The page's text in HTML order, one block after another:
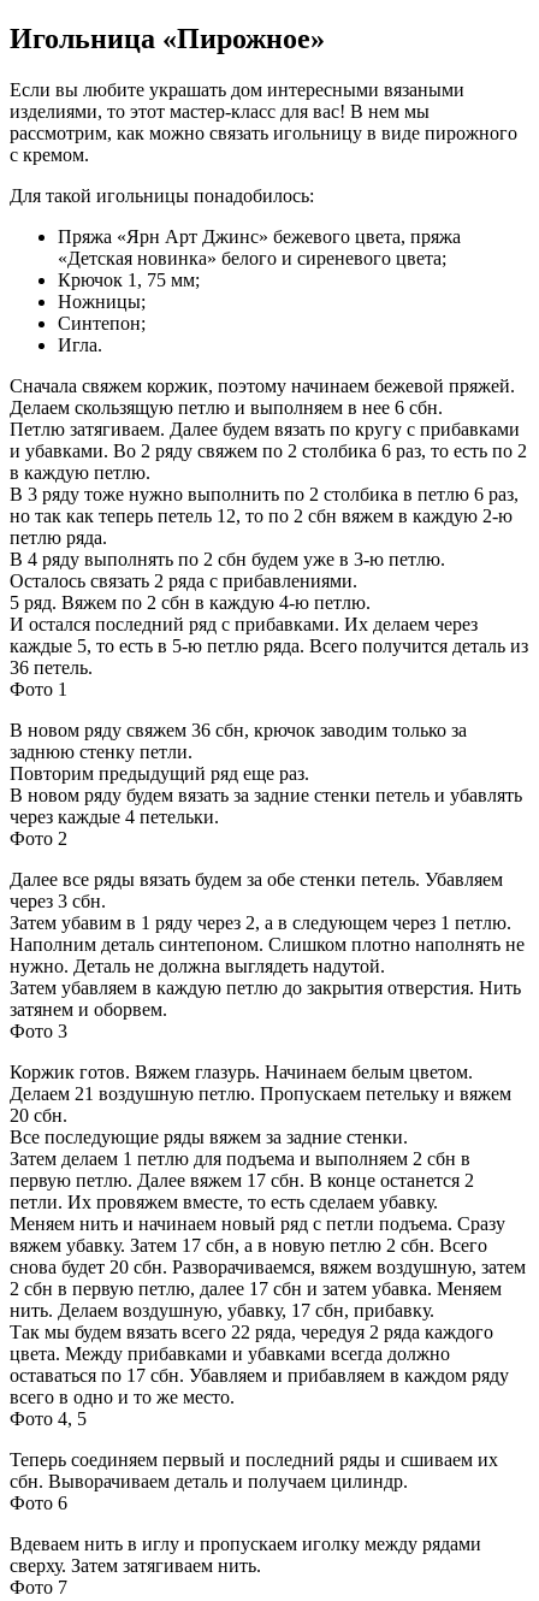
Игольница «Пирожное»
Если вы любите украшать дом интересными вязаными
изделиями, то этот мастер-класс для вас! В нем мы
рассмотрим, как можно связать игольницу в виде пирожного
с кремом.
Для такой игольницы понадобилось:
Пряжа «Ярн Арт Джинс» бежевого цвета, пряжа
«Детская новинка» белого и сиреневого цвета;
Крючок 1, 75 мм;
Ножницы;
Синтепон;
Игла.
Сначала свяжем коржик, поэтому начинаем бежевой пряжей.
Делаем скользящую петлю и выполняем в нее 6 сбн.
Петлю затягиваем. Далее будем вязать по кругу с прибавками
и убавками. Во 2 ряду свяжем по 2 столбика 6 раз, то есть по 2
в каждую петлю.
В 3 ряду тоже нужно выполнить по 2 столбика в петлю 6 раз,
но так как теперь петель 12, то по 2 сбн вяжем в каждую 2-ю
петлю ряда.
В 4 ряду выполнять по 2 сбн будем уже в 3-ю петлю.
Осталось связать 2 ряда с прибавлениями.
5 ряд. Вяжем по 2 сбн в каждую 4-ю петлю.
И остался последний ряд с прибавками. Их делаем через
каждые 5, то есть в 5-ю петлю ряда. Всего получится деталь из
36 петель.
Фото 1
В новом ряду свяжем 36 сбн, крючок заводим только за
заднюю стенку петли.
Повторим предыдущий ряд еще раз.
В новом ряду будем вязать за задние стенки петель и убавлять
через каждые 4 петельки.
Фото 2
Далее все ряды вязать будем за обе стенки петель. Убавляем
через 3 сбн.
Затем убавим в 1 ряду через 2, а в следующем через 1 петлю.
Наполним деталь синтепоном. Слишком плотно наполнять не
нужно. Деталь не должна выглядеть надутой.
Затем убавляем в каждую петлю до закрытия отверстия. Нить
затянем и оборвем.
Фото 3
Коржик готов. Вяжем глазурь. Начинаем белым цветом.
Делаем 21 воздушную петлю. Пропускаем петельку и вяжем
20 сбн.
Все последующие ряды вяжем за задние стенки.
Затем делаем 1 петлю для подъема и выполняем 2 сбн в
первую петлю. Далее вяжем 17 сбн. В конце останется 2
петли. Их провяжем вместе, то есть сделаем убавку.
Меняем нить и начинаем новый ряд с петли подъема. Сразу
вяжем убавку. Затем 17 сбн, а в новую петлю 2 сбн. Всего
снова будет 20 сбн. Разворачиваемся, вяжем воздушную, затем
2 сбн в первую петлю, далее 17 сбн и затем убавка. Меняем
нить. Делаем воздушную, убавку, 17 сбн, прибавку.
Так мы будем вязать всего 22 ряда, чередуя 2 ряда каждого
цвета. Между прибавками и убавками всегда должно
оставаться по 17 сбн. Убавляем и прибавляем в каждом ряду
всего в одно и то же место.
Фото 4, 5
Теперь соединяем первый и последний ряды и сшиваем их
сбн. Выворачиваем деталь и получаем цилиндр.
Фото 6
Вдеваем нить в иглу и пропускаем иголку между рядами
сверху. Затем затягиваем нить.
Фото 7